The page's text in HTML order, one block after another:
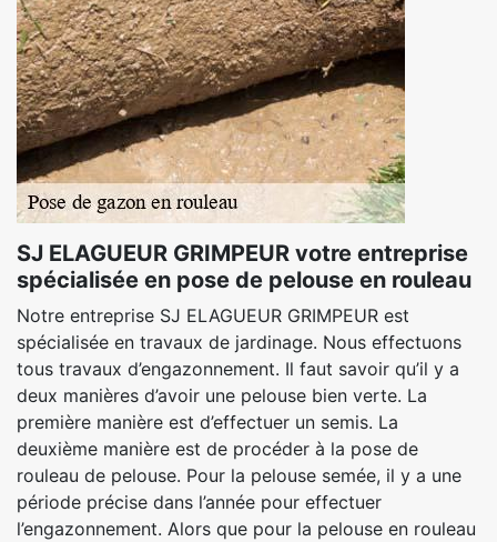
SJ ELAGUEUR GRIMPEUR votre entreprise
spécialisée en pose de pelouse en rouleau
Notre entreprise SJ ELAGUEUR GRIMPEUR est
spécialisée en travaux de jardinage. Nous effectuons
tous travaux d’engazonnement. Il faut savoir qu’il y a
deux manières d’avoir une pelouse bien verte. La
première manière est d’effectuer un semis. La
deuxième manière est de procéder à la pose de
rouleau de pelouse. Pour la pelouse semée, il y a une
période précise dans l’année pour effectuer
l’engazonnement. Alors que pour la pelouse en rouleau